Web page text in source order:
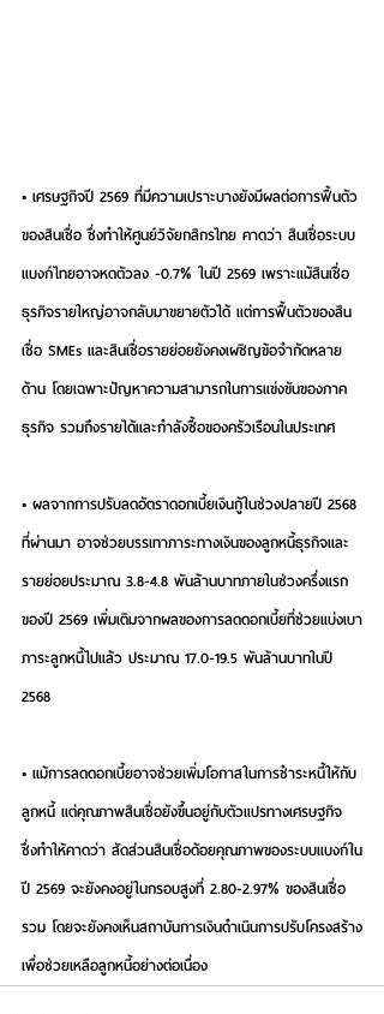
• เศรษฐกิจปี 2569 ที่มีความเปราะบางยังมีผลต่อการฟื้นตัว
ของสินเชื่อ ซึ่งทำให้ศูนย์วิจัยกสิกรไทย คาดว่า สินเชื่อระบบ
แบงก์ไทยอาจหดตัวลง -0.7% ในปี 2569 เพราะแม้สินเชื่อ
ธุรกิจรายใหญ่อาจกลับมาขยายตัวได้ แต่การฟื้นตัวของสิน
เชื่อ SMEs และสินเชื่อรายย่อยยังคงเผชิญข้อจำกัดหลาย
ด้าน โดยเฉพาะปัญหาความสามารถในการแข่งขันของภาค
ธุรกิจ รวมถึงรายได้และกำลังซื้อของครัวเรือนในประเทศ
• ผลจากการปรับลดอัตราดอกเบี้ยเงินกู้ในช่วงปลายปี 2568
ที่ผ่านมา อาจช่วยบรรเทาภาระทางเงินของลูกหนี้ธุรกิจและ
รายย่อยประมาณ 3.8-4.8 พันล้านบาทภายในช่วงครึ่งแรก
ของปี 2569 เพิ่มเติมจากผลของการลดดอกเบี้ยที่ช่วยแบ่งเบา
ภาระลูกหนี้ไปแล้ว ประมาณ 17.0-19.5 พันล้านบาทในปี
2568
• แม้การลดดอกเบี้ยอาจช่วยเพิ่มโอกาสในการชำระหนี้ให้กับ
ลูกหนี้ แต่คุณภาพสินเชื่อยังขึ้นอยู่กับตัวแปรทางเศรษฐกิจ
ซึ่งทำให้คาดว่า สัดส่วนสินเชื่อด้อยคุณภาพของระบบแบงก์ใน
ปี 2569 จะยังคงอยู่ในกรอบสูงที่ 2.80-2.97% ของสินเชื่อ
รวม โดยจะยังคงเห็นสถาบันการเงินดำเนินการปรับโครงสร้าง
เพื่อช่วยเหลือลูกหนี้อย่างต่อเนื่อง